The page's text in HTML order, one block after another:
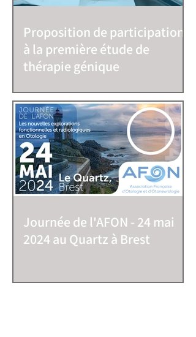
Proposition de participation
à la première étude de
thérapie génique
Journée de l'AFON - 24 mai
2024 au Quartz à Brest